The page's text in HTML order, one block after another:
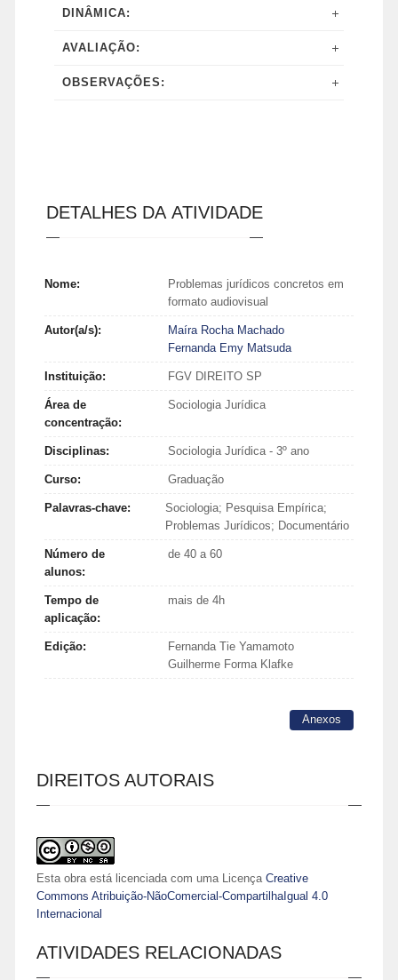
DINÂMICA:
AVALIAÇÃO:
OBSERVAÇÕES:
DETALHES DA ATIVIDADE
Nome:
Problemas jurídicos concretos em
formato audiovisual
Autor(a/s):
Maíra Rocha Machado
Fernanda Emy Matsuda
Instituição: FGV DIREITO SP
Área de
concentração:
Sociologia Jurídica
Disciplinas: Sociologia Jurídica - 3º ano
Curso: Graduação
Palavras-chave:
Sociologia; Pesquisa Empírica;
Problemas Jurídicos; Documentário
Número de
alunos:
de 40 a 60
Tempo de
aplicação:
mais de 4h
Edição:
Fernanda Tie Yamamoto
Guilherme Forma Klafke
Anexos
DIREITOS AUTORAIS
Esta obra está licenciada com uma LicençaCreative
Commons Atribuição-NãoComercial-CompartilhaIgual 4.0
Internacional
ATIVIDADES RELACIONADAS